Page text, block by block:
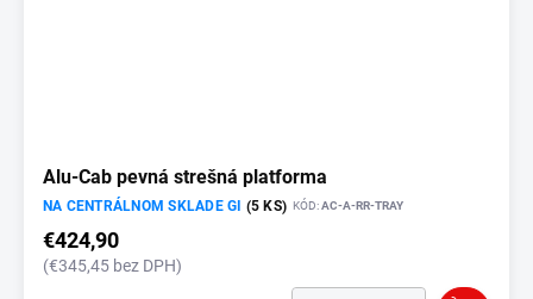
Alu-Cab pevná strešná platforma
NA CENTRÁLNOM SKLADE GI (5 KS) KÓD:AC-A-RR-TRAY
€424,90
(€345,45 bez DPH)